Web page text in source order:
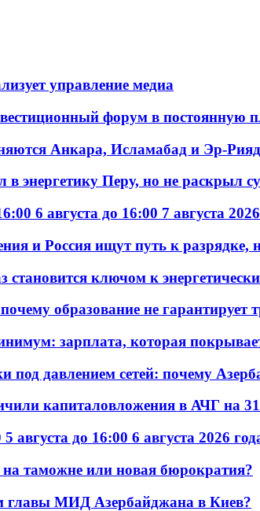
управление медиа
форум в постоянную
Анкара, Исламабад и Эр-
в энергетику Перу, но не раскрыл
6 августа до 16:00 7 августа
и Россия ищут путь к разрядке,
становится ключом к
образование не гарантирует
зарплата, которая
давлением сетей: почему
капиталовложения в АЧГ на
августа до 16:00 6 августа 2026
таможне или новая бюрократия?
главы МИД Азербайджана в Киев?